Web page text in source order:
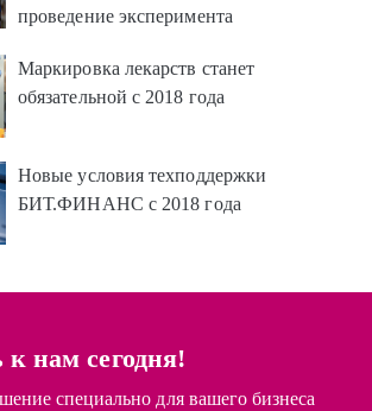
проведение эксперимента
Маркировка лекарств станет
обязательной с 2018 года
Новые условия техподдержки
БИТ.ФИНАНС с 2018 года
к нам сегодня!
специально для вашего бизнеса